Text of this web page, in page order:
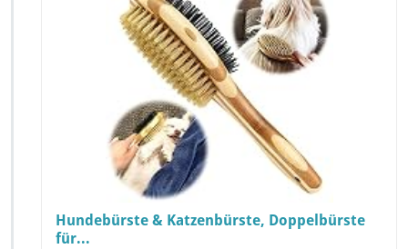
Hundebürste & Katzenbürste, Doppelbürste
für...